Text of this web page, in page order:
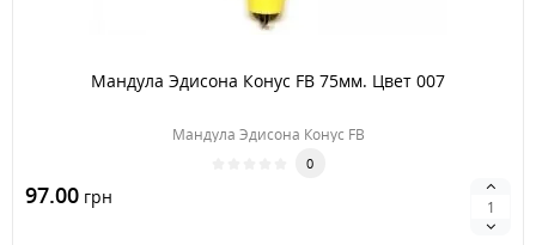
Мандула Эдисона Конус FB 75мм. Цвет 007
Мандула Эдисона Конус FB
0
97.00 грн